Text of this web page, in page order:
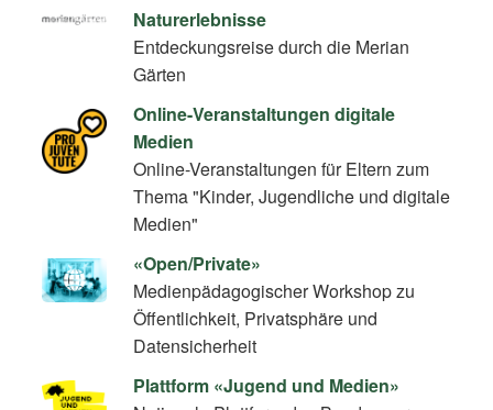
Naturerlebnisse
Entdeckungsreise durch die Merian
Gärten
Online-Veranstaltungen digitale
Medien
Online-Veranstaltungen für Eltern zum
Thema "Kinder, Jugendliche und digitale
Medien"
«Open/Private»
Medienpädagogischer Workshop zu
Öffentlichkeit, Privatsphäre und
Datensicherheit
Plattform «Jugend und Medien»